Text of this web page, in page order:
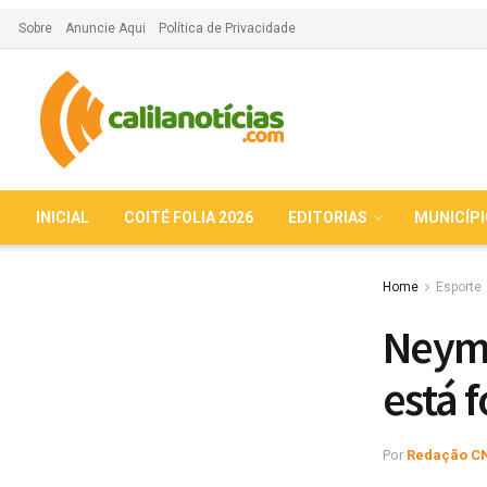
Sobre Anuncie Aqui Política de Privacidade
INICIAL COITÉ FOLIA 2026 EDITORIAS
Home Esporte
está
Por Redação